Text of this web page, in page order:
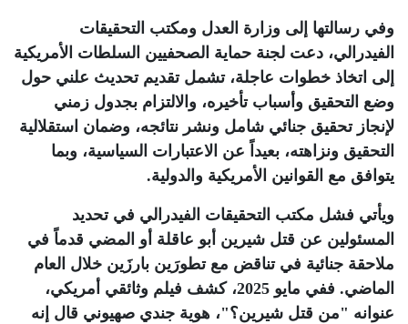
وفي رسالتها إلى وزارة العدل ومكتب التحقيقات
الفيدرالي، دعت لجنة حماية الصحفيين السلطات الأمريكية
إلى اتخاذ خطوات عاجلة، تشمل تقديم تحديث علني حول
وضع التحقيق وأسباب تأخيره، والالتزام بجدول زمني
لإنجاز تحقيق جنائي شامل ونشر نتائجه، وضمان استقلالية
التحقيق ونزاهته، بعيداً عن الاعتبارات السياسية، وبما
يتوافق مع القوانين الأمريكية والدولية.
ويأتي فشل مكتب التحقيقات الفيدرالي في تحديد
المسئولين عن قتل شيرين أبو عاقلة أو المضي قدماً في
ملاحقة جنائية في تناقض مع تطورَين بارزَين خلال العام
الماضي. ففي مايو 2025، كشف فيلم وثائقي أمريكي،
عنوانه "من قتل شيرين؟"، هوية جندي صهيوني قال إنه